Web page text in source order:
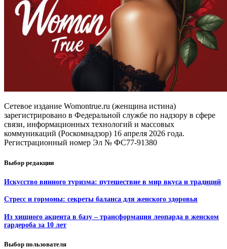
Сетевое издание Womontrue.ru (женщина истина)
зарегистрировано в Федеральной службе по надзору в сфере
связи, информационных технологий и массовых
коммуникаций (Роскомнадзор) 16 апреля 2026 года.
Регистрационный номер Эл № ФС77-91380
Выбор редакции
Искусство винного туризма: путешествие в мир вкуса и традиций
Стресс и гормоны: секреты баланса для женского здоровья
Из хищного акцента в базу – трансформация леопарда в женском
гардероба за 10 лет
Выбор пользователя